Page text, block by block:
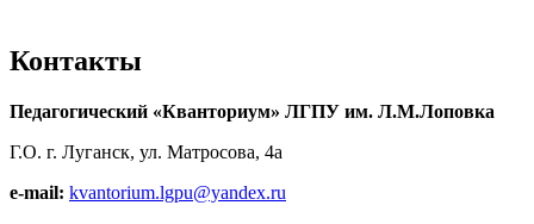
Контакты
Педагогический «Кванториум» ЛГПУ им. Л.М.Лоповка
Г.О. г. Луганск, ул. Матросова, 4а
e-mail: kvantorium.lgpu@yandex.ru